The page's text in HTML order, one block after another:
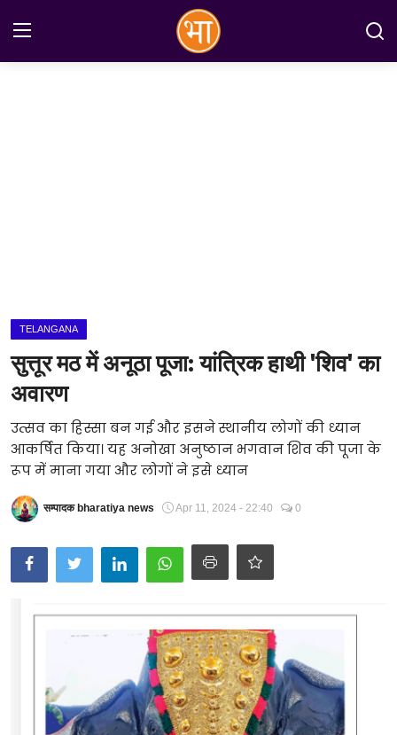
जानकारियाँ
मनोरंजन
Technology
RSS-संघ
TELANGANA
सुत्तूर मठ में अनूठा पूजा: यांत्रिक हाथी 'शिव' का
अवारण
उत्सव का हिस्सा बन गई और इसने स्थानीय लोगों की ध्यान
आकर्षित किया। यह अनोखा अनुष्ठान भगवान शिव की पूजा के
रूप में माना गया और लोगों ने इसे ध्यान
सम्पादक bharatiya news Apr 11, 2024 - 22:40 0